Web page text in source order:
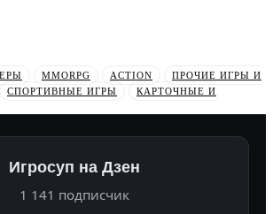
MMORPG ACTION
ПРОЧИЕ ИГРЫ И
СПОРТИВНЫЕ ИГРЫ
КАРТОЧНЫЕ И
Игросуп на Дзен
1 141 подписчик